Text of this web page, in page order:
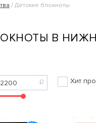
Детские блокноты
В
Хит